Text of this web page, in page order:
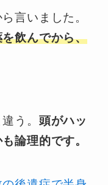
言いました。
飲んでから、
う。 頭がハッ
論理的です。